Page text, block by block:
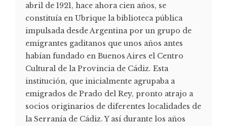
abril de 1921, hace ahora cien años, se
constituía en Ubrique la biblioteca pública
impulsada desde Argentina por un grupo de
emigrantes gaditanos que unos años antes
habían fundado en Buenos Aires el Centro
Cultural de la Provincia de Cádiz. Esta
institución, que inicialmente agrupaba a
emigrados de Prado del Rey, pronto atrajo a
socios originarios de diferentes localidades de
la Serranía de Cádiz. Y así durante los años